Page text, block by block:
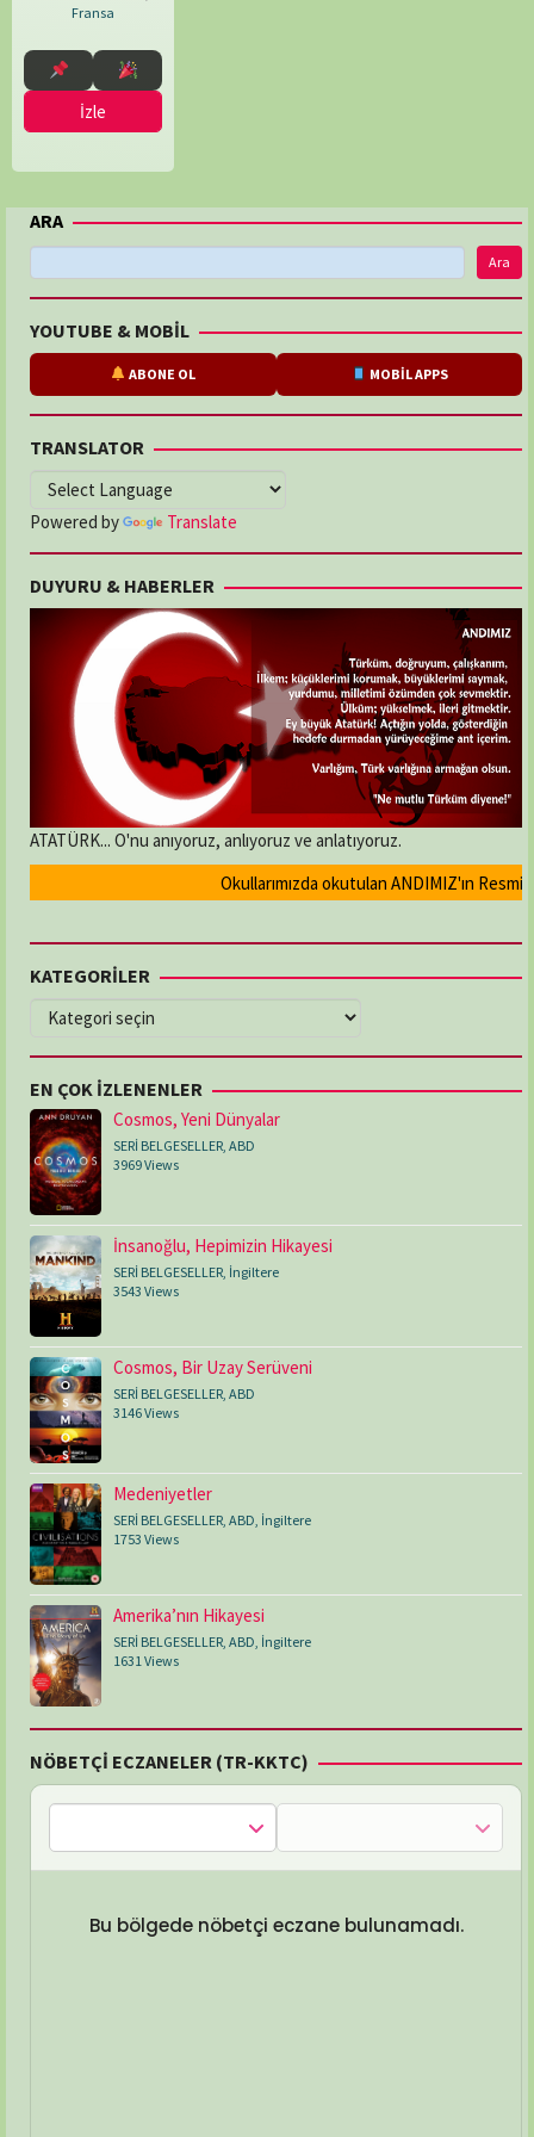
Fransa
İzle
ARA
Ara
YOUTUBE & MOBİL
ABONE OL MOBİL APPS
TRANSLATOR
Powered by Translate
DUYURU & HABERLER
ATATÜRK... O'nu anıyoruz, anlıyoruz ve anlatıyoruz.
Okullarımızda okutulan ANDIMIZ'ın Resmi
KATEGORİLER
KATEGORİLER
EN ÇOK İZLENENLER
Cosmos, Yeni Dünyalar
SERİ BELGESELLER, ABD
3969 Views
İnsanoğlu, Hepimizin Hikayesi
SERİ BELGESELLER İngiltere
3543 Views
Cosmos, Bir Uzay Serüveni
SERİ BELGESELLER, ABD
3146 Views
Medeniyetler
SERİ BELGESELLER ABD İngiltere
1753 Views
Amerika’nın Hikayesi
SERİ BELGESELLER, ABD, İngiltere
1631 Views
NÖBETÇİ ECZANELER (TR-KKTC)
Bu bölgede nöbetçi eczane bulunamadı.